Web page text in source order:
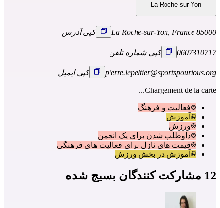
La Roche-sur-Yon
85000 La Roche-sur-Yon, France کپی آدرس
0607310717 کپی شماره تلفن
pierre.lepeltier@sportspourtous.org کپی ایمیل
Chargement de la carte...
فعالیت و فرهنگ
آموزش
ورزش
داوطلب شدن برای یک انجمن
قیمت های نازل برای فعالیت های فرهنگی
آموزش در بخش ورزش
12 مشارکت کنندگان بسیج شده